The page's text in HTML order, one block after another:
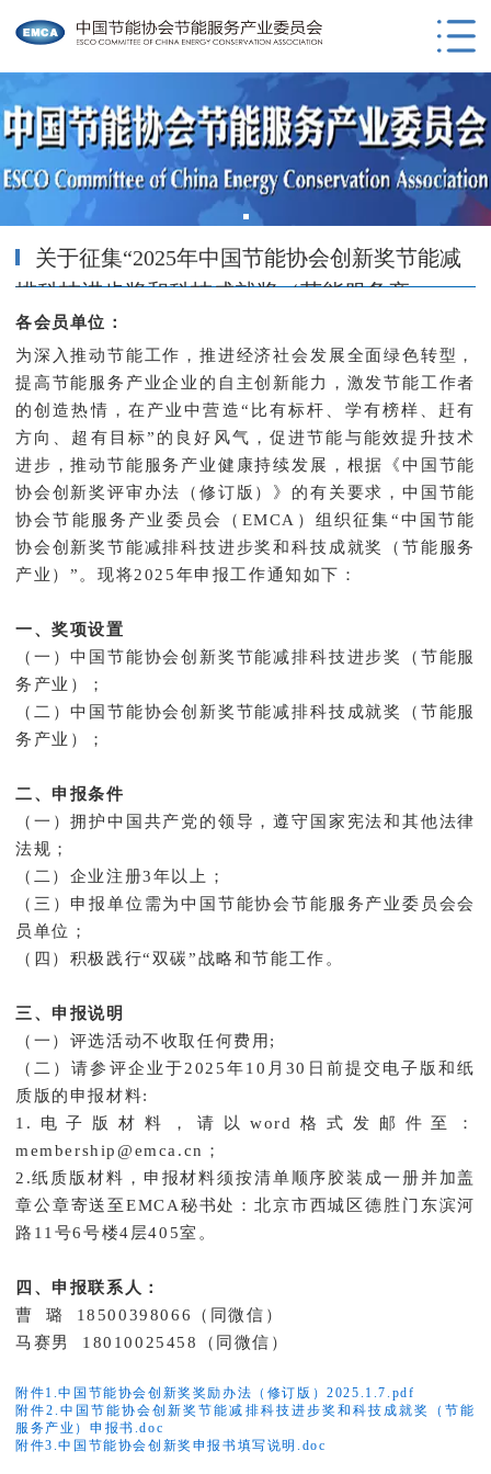
关于征集“2025年中国节能协会创新奖节能减
排科技进步奖和科技成就奖（节能服务产
业）”的通知
各会员单位：
为深入推动节能工作，推进经济社会发展全面绿色转型，
提高节能服务产业企业的自主创新能力，激发节能工作者
的创造热情，在产业中营造“比有标杆、学有榜样、赶有
方向、超有目标”的良好风气，促进节能与能效提升技术
进步，推动节能服务产业健康持续发展，根据《中国节能
协会创新奖评审办法（修订版）》的有关要求，中国节能
协会节能服务产业委员会（EMCA）组织征集“中国节能
协会创新奖节能减排科技进步奖和科技成就奖（节能服务
产业）”。现将2025年申报工作通知如下：
一、奖项设置
（一）中国节能协会创新奖节能减排科技进步奖（节能服
务产业）；
（二）中国节能协会创新奖节能减排科技成就奖（节能服
务产业）；
二、申报条件
（一）拥护中国共产党的领导，遵守国家宪法和其他法律
法规；
（二）企业注册3年以上；
（三）申报单位需为中国节能协会节能服务产业委员会会
员单位；
（四）积极践行“双碳”战略和节能工作。
三、申报说明
（一）评选活动不收取任何费用;
（二）请参评企业于2025年10月30日前提交电子版和纸
质版的申报材料:
1.电子版材料，请以word格式发邮件至：
membership@emca.cn；
2.纸质版材料，申报材料须按清单顺序胶装成一册并加盖
章公章寄送至EMCA秘书处：北京市西城区德胜门东滨河
路11号6号楼4层405室。
四、申报联系人：
曹 璐 18500398066（同微信）
马赛男 18010025458（同微信）
附件1.中国节能协会创新奖奖励办法（修订版）2025.1.7.pdf
附件2.中国节能协会创新奖节能减排科技进步奖和科技成就奖（节能
服务产业）申报书.doc
附件3.中国节能协会创新奖申报书填写说明.doc